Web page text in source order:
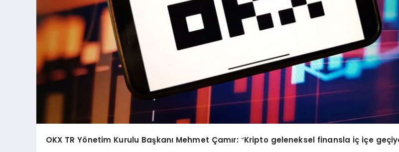
OKX TR Yönetim Kurulu Başkanı Mehmet Çamır: “Kripto geleneksel finansla iç içe ge